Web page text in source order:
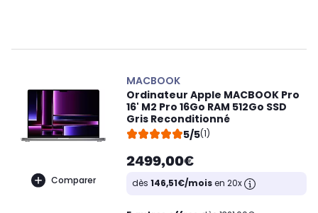
Comparer
MACBOOK
Ordinateur Apple MACBOOK Pro
16' M2 Pro 16Go RAM 512Go SSD
Gris Reconditionné
5/5(1)
2499,00€
dès 146,51€/moisen 20x